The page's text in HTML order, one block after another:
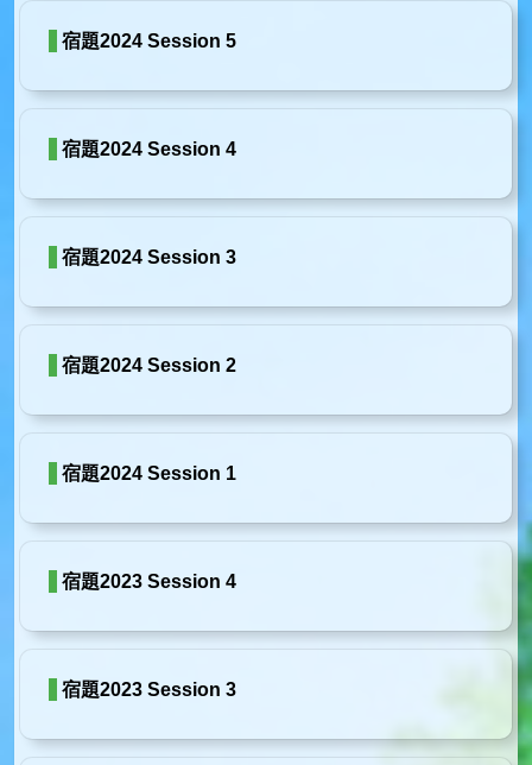
宿題2024 Session 5
宿題2024 Session 4
宿題2024 Session 3
宿題2024 Session 2
宿題2024 Session 1
宿題2023 Session 4
宿題2023 Session 3